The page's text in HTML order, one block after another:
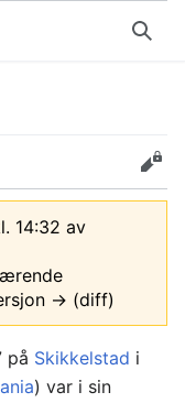
Søk
Rediger
14:32 av
→ (diff)
på Skikkelstad i
) var i sin